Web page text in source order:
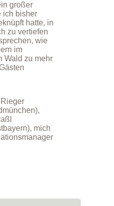
großer
ich bisher
hatte, in
zu vertiefen
wie
im
Wald zu mehr
mich